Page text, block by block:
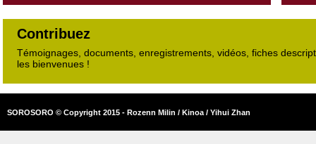
Contribuez
Témoignages, documents, enregistrements, vidéos, fiches
les bienvenues !
SOROSORO © Copyright 2015 - Rozenn Milin / Kinoa / Yihui Zhan